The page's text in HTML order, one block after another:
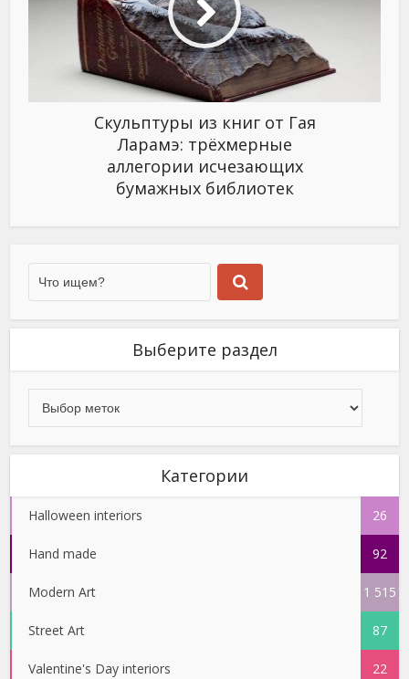
Скульптуры из книг от Гая
Ларамэ: трёхмерные
аллегории исчезающих
бумажных библиотек
Выберите раздел
Категории
Halloween interiors 26
Hand made 92
Modern Art 1 515
Street Art 87
Valentine's Day interiors 22